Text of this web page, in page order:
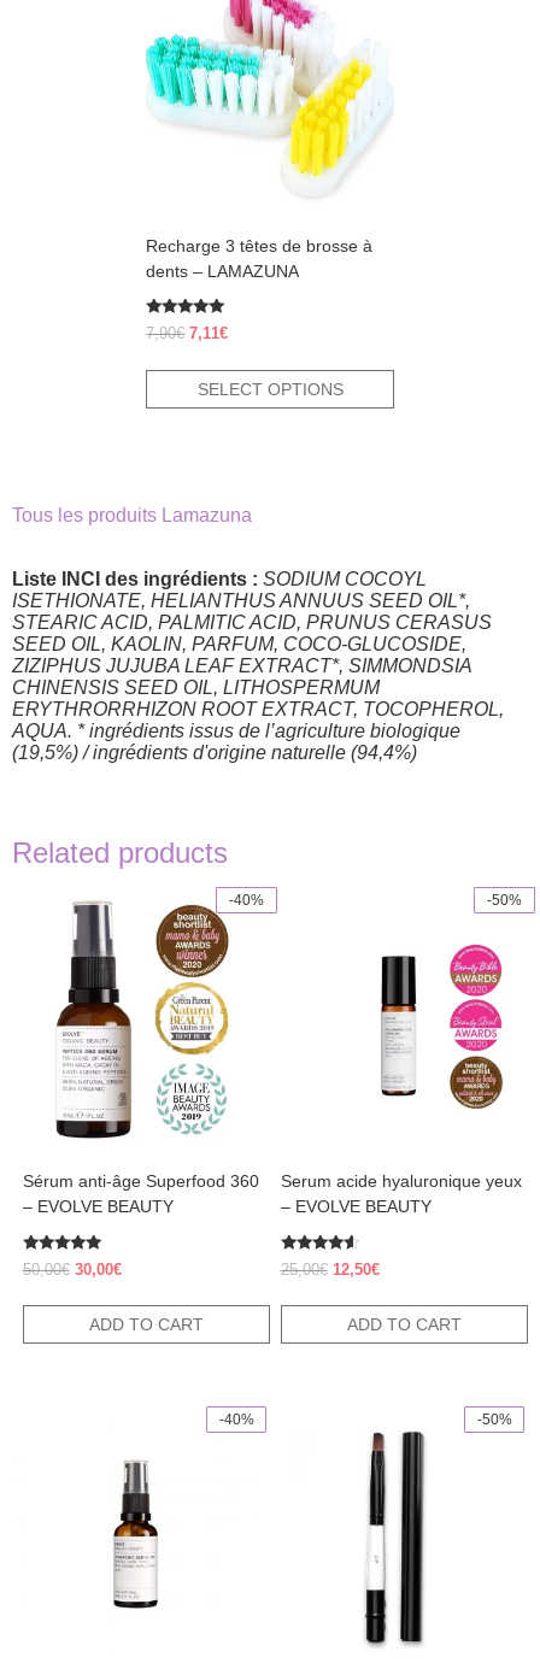
Recharge 3 têtes de brosse à
dents – LAMAZUNA
Rated
5.00
7,90€ Original
7,90€.
7,11€Current
7,11€.
SELECT OPTIONS
multiple
variants.
The
options
may
page
Tous les produits Lamazuna
Liste INCI des ingrédients : SODIUM COCOYL
ISETHIONATE, HELIANTHUS ANNUUS SEED OIL*,
STEARIC ACID, PALMITIC ACID, PRUNUS CERASUS
SEED OIL, KAOLIN, PARFUM, COCO-GLUCOSIDE,
ZIZIPHUS JUJUBA LEAF EXTRACT*, SIMMONDSIA
CHINENSIS SEED OIL, LITHOSPERMUM
ERYTHRORRHIZON ROOT EXTRACT, TOCOPHEROL,
AQUA. * ingrédients issus de l’agriculture biologique
(19,5%) /ingrédients d'origine naturelle (94,4%)
Related products
-40%
Sérum anti-âge Superfood 360
– EVOLVE BEAUTY
Rated
5.00
50,00€ Original
30,00€Current
ADD TO CART
-50%
Serum acide hyaluronique yeux
– EVOLVE BEAUTY
Rated
4.38
25,00€ Original
12,50€Current
ADD TO CART
-40% -50%